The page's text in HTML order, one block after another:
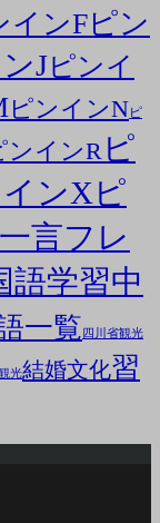
インFピン
Jピンイ
ピンインNピ
ンインR ピ
ンXピ
一言フレ
語学習中
一覧 四川省観光
光結婚文化習